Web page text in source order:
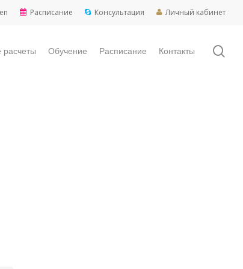
Расписание Консультация Личный кабинет
расчеты Обучение Расписание Контакты